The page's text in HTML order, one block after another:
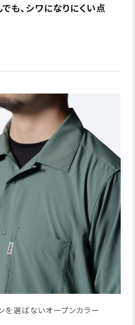
も、シワになりにくい点
を選ばないオープンカラー